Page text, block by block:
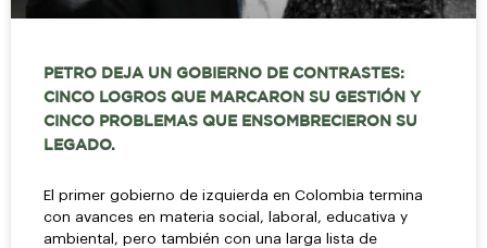
PETRO DEJA UN GOBIERNO DE CONTRASTES:
CINCO LOGROS QUE MARCARON SU GESTIÓN Y
CINCO PROBLEMAS QUE ENSOMBRECIERON SU
LEGADO.
El primer gobierno de izquierda en Colombia termina
con avances en materia social, laboral, educativa y
ambiental, pero también con una larga lista de